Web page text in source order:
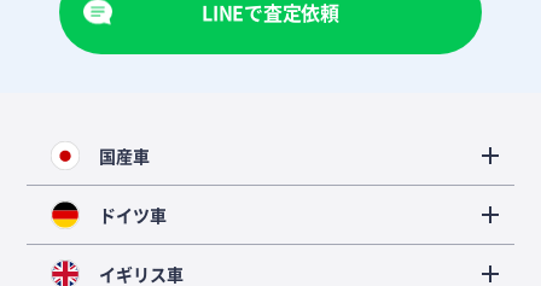
LINEで査定依頼
国産車
ドイツ車
イギリス車